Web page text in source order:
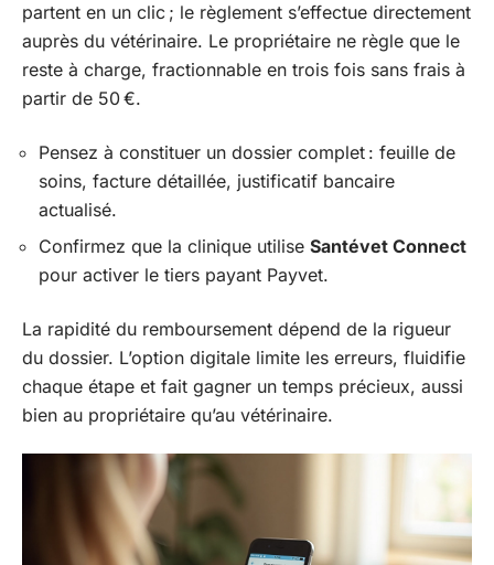
partent en un clic ; le règlement s’effectue directement
auprès du vétérinaire. Le propriétaire ne règle que le
reste à charge, fractionnable en trois fois sans frais à
partir de 50 €.
Pensez à constituer un dossier complet : feuille de
soins, facture détaillée, justificatif bancaire
actualisé.
Confirmez que la clinique utilise Santévet Connect
pour activer le tiers payant Payvet.
La rapidité du remboursement dépend de la rigueur
du dossier. L’option digitale limite les erreurs, fluidifie
chaque étape et fait gagner un temps précieux, aussi
bien au propriétaire qu’au vétérinaire.